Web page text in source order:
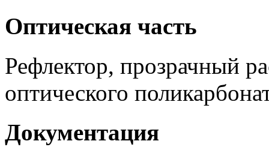
Оптическая часть
Рефлектор, прозрачный
оптического
Документация